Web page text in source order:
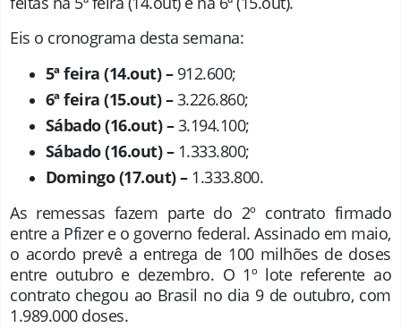
Eis o cronograma desta semana:
5ª feira (14.out) –912.600;
6ª feira (15.out) –3.226.860;
Sábado (16.out) –3.194.100;
Sábado (16.out) –1.333.800;
Domingo (17.out) –1.333.800.
As remessas fazem parte do 2º contrato firmado
entre a Pfizer e o governo federal. Assinado em maio,
o acordo prevê a entrega de 100 milhões de doses
entre outubro e dezembro. O 1º lote referente ao
contrato chegou ao Brasil no dia 9 de outubro, com
1.989.000 doses.